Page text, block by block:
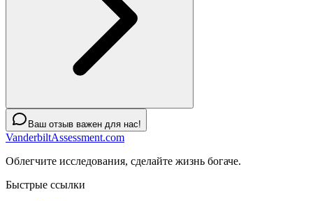
Ваш отзыв важен для нас!
VanderbiltAssessment.com
Облегчите исследования, сделайте жизнь богаче.
Быстрые ссылки